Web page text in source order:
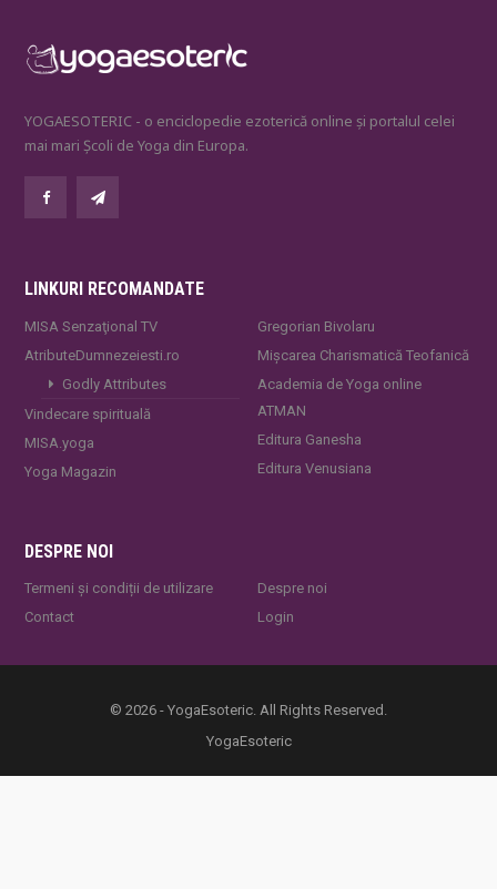
YOGAESOTERIC - o enciclopedie ezoterică online și portalul celei
mai mari Școli de Yoga din Europa.
LINKURI RECOMANDATE
MISA Senzaţional TV
AtributeDumnezeiesti.ro
Godly Attributes
Vindecare spirituală
MISA.yoga
Yoga Magazin
Gregorian Bivolaru
Mișcarea Charismatică Teofanică
Academia de Yoga online
ATMAN
Editura Ganesha
Editura Venusiana
DESPRE NOI
Termeni și condiții de utilizare
Contact
Despre noi
Login
© 2026 - YogaEsoteric. All Rights Reserved.
YogaEsoteric